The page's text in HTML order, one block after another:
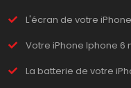
L'écran de votre
Votre iPhone Iphone 6
La batterie de votre